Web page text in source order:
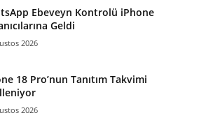
Ebeveyn Kontrolü iPhone
Geldi
2026
18 Pro’nun Tanıtım Takvimi
2026